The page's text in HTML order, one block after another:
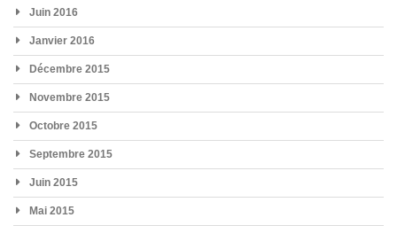
Juin 2016
Janvier 2016
Décembre 2015
Novembre 2015
Octobre 2015
Septembre 2015
Juin 2015
Mai 2015